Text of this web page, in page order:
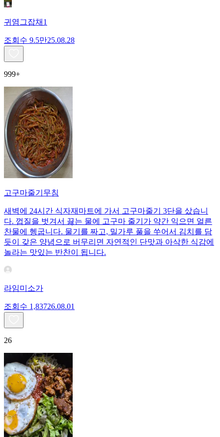
귀염그잡채1
조회수 9.5만25.08.28
999+
고구마줄기무침
새벽에 24시간 식자재마트에 가서 고구마줄기 3단을 샀습니
다. 껍질을 벗겨서 끓는 물에 고구마 줄기가 약간 익으면 얼른
찬물에 헹굽니다. 물기를 짜고, 밀가루 풀을 쑤어서 김치를 담
듯이 갖은 양념으로 버무리면 자연적인 단맛과 아삭한 식감에
놀라는 맛있는 반찬이 됩니다.
라임미소가
조회수 1,83726.08.01
26